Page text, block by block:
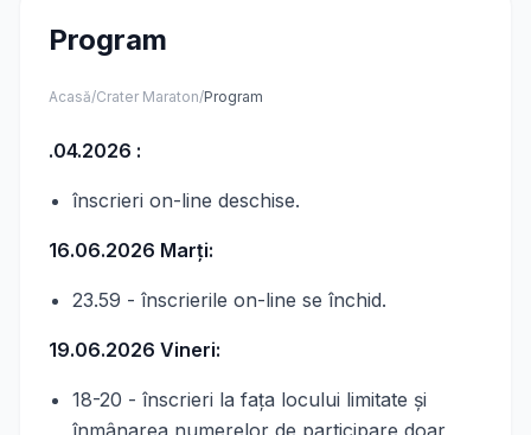
Program
Acasă/Crater Maraton/Program
.04.2026 :
înscrieri on-line deschise.
16.06.2026 Marți:
23.59 - înscrierile on-line se închid.
19.06.2026 Vineri:
18-20 - înscrieri la faţa locului limitate şi
înmânarea numerelor de participare doar